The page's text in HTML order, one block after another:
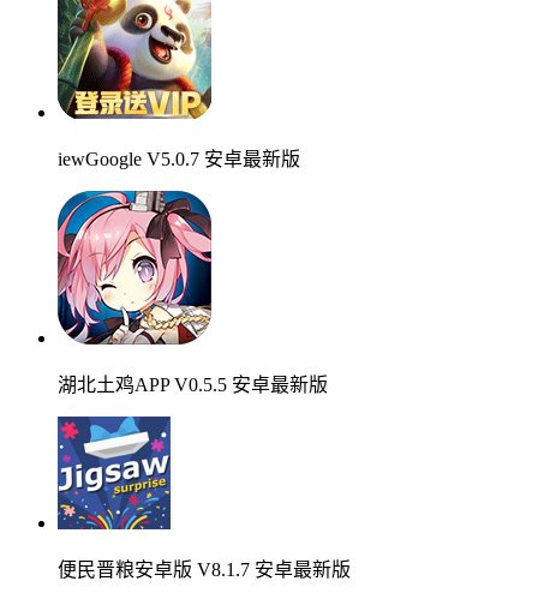
iewGoogle V5.0.7 安卓最新版
湖北土鸡APP V0.5.5 安卓最新版
便民晋粮安卓版 V8.1.7 安卓最新版